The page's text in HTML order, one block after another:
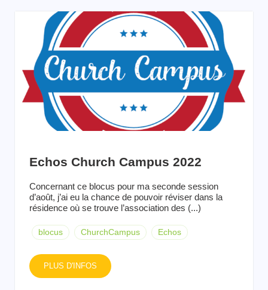
Echos Church Campus 2022
Concernant ce blocus pour ma seconde session
d’août, j’ai eu la chance de pouvoir réviser dans la
résidence où se trouve l’association des (...)
blocus ChurchCampus Echos
PLUS D'INFOS